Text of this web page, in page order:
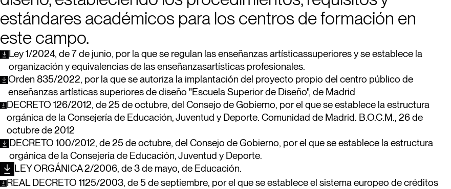
estándares académicos para los centros de formación en
este campo.
Ley 1/2024, de 7 de junio, por la que se regulan las enseñanzas artísticassuperiores y se establece la
organización y equivalencias de las enseñanzasartísticas profesionales.
Orden 835/2022, por la que se autoriza la implantación del proyecto propio del centro público de
enseñanzas artísticas superiores de diseño "Escuela Superior de Diseño", de Madrid
DECRETO 126/2012, de 25 de octubre, del Consejo de Gobierno, por el que se establece la estructura
orgánica de la Consejería de Educación, Juventud y Deporte. Comunidad de Madrid. B.O.C.M., 26 de
octubre de 2012
DECRETO 100/2012, de 25 de octubre, del Consejo de Gobierno, por el que se establece la estructura
orgánica de la Consejería de Educación, Juventud y Deporte.
LEY ORGÁNICA 2/2006, de 3 de mayo, de Educación.
REAL DECRETO 1125/2003, de 5 de septiembre, por el que se establece el sistema europeo de créditos